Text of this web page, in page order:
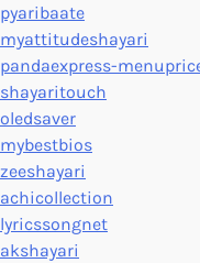
pyaribaate
myattitudeshayari
pandaexpress-
shayaritouch
oledsaver
mybestbios
zeeshayari
achicollection
lyricssongnet
akshayari